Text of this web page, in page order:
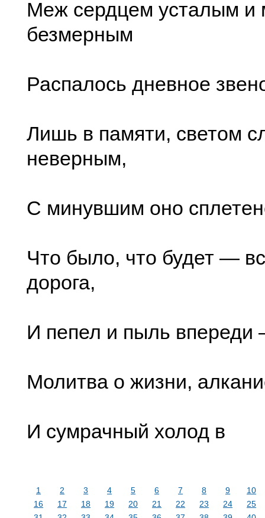
Меж сердцем усталым и
безмерным
Распалось дневное
Лишь в памяти, светом
неверным,
С минувшим оно
Что было, что будет —
дорога,
И пепел и пыль
Молитва о жизни,
И сумрачный холод в
1 2 3 4 5 6 7 8 9
10
16
17 18 19 20 21 22 23 24
25